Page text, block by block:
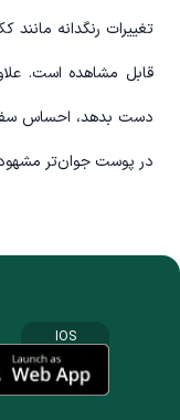
تغییرات رنگدانه
قابل مشاهده است.
دست بدهد، احساس
در پوست جوان‌تر
IOS